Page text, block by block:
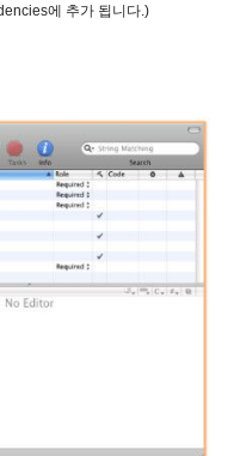
에 추가 됩니다.)